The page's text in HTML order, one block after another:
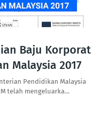
Baju Korporat
Malaysia 2017
Pendidikan Malaysia
telah mengeluarka…